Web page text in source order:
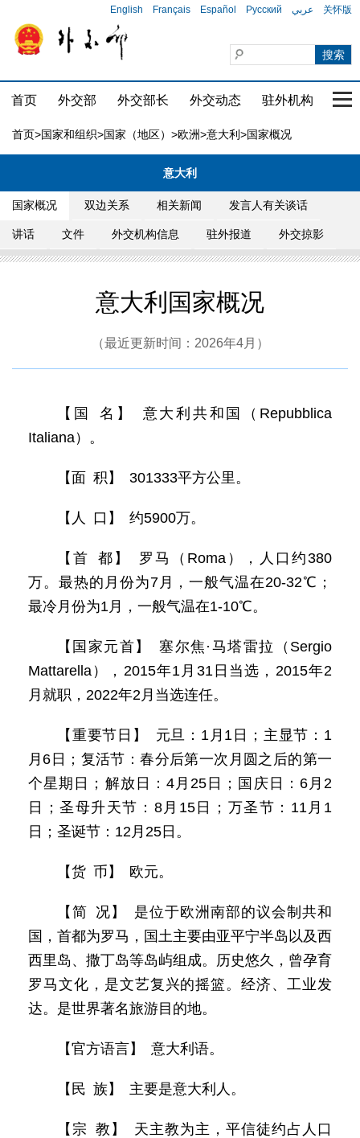
English Français Español Русский عربي 关怀版
首页 外交部 外交部长 外交动态 驻外机构 国
首页>国家和组织>国家（地区） >欧洲>意大利 >国家概况
意大利
国家概况 双边关系 相关新闻 发言人有关谈话
讲话 文件 外交机构信息 驻外报道 外交掠影
意大利国家概况
（最近更新时间：2026年4月）
【国 名】 意大利共和国（Repubblica
Italiana）。
【面 积】 301333平方公里。
【人 口】 约5900万。
【首 都】 罗马（Roma），人口约380
万。最热的月份为7月，一般气温在20-32℃；
最冷月份为1月，一般气温在1-10℃。
【国家元首】 塞尔焦·马塔雷拉（Sergio
Mattarella），2015年1月31日当选，2015年2
月就职，2022年2月当选连任。
【重要节日】 元旦：1月1日；主显节：1
月6日；复活节：春分后第一次月圆之后的第一
个星期日；解放日：4月25日；国庆日：6月2
日；圣母升天节：8月15日；万圣节：11月1
日；圣诞节：12月25日。
【货 币】 欧元。
【简 况】 是位于欧洲南部的议会制共和
国，首都为罗马，国土主要由亚平宁半岛以及西
西里岛、撒丁岛等岛屿组成。历史悠久，曾孕育
罗马文化，是文艺复兴的摇篮。经济、工业发
达。是世界著名旅游目的地。
【官方语言】 意大利语。
【民 族】 主要是意大利人。
【宗 教】 天主教为主，平信徒约占人口